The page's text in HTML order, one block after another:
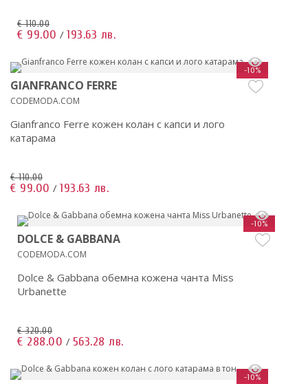
€ 110.00
€ 99.00 / 193.63 лв.
-10%
GIANFRANCO FERRE
CODEMODA.COM
Gianfranco Ferre кожен колан с капси и лого
катарама
€ 110.00
€ 99.00 / 193.63 лв.
-10%
DOLCE & GABBANA
CODEMODA.COM
Dolce & Gabbana обемна кожена чанта Miss
Urbanette
€ 320.00
€ 288.00 / 563.28 лв.
-10%